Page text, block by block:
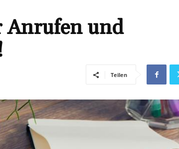
Anrufen und
Teilen